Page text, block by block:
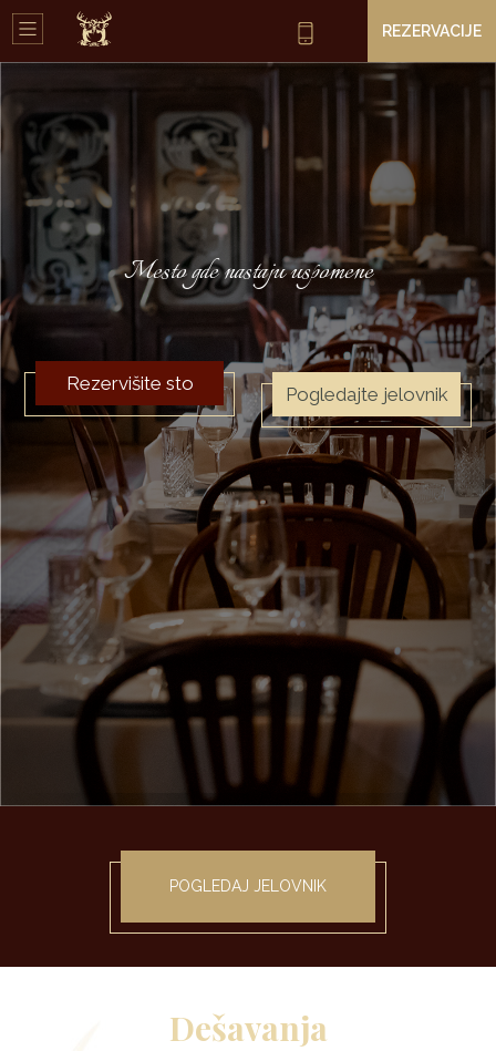
REZERVACIJE
Mesto gde nastaju uspomene
Rezervišite sto Pogledajte jelovnik
POGLEDAJ JELOVNIK
Dešavanja